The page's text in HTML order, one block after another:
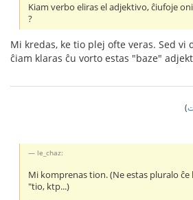
Kiam verbo eliras el adjektivo, ĉiufoje
?
Mi kredas, ke tio plej ofte veras. Sed vi
ĉiam klaras ĉu vorto estas "baze"
)
le_chaz:
Mi komprenas tion. (Ne estas pluralo
"tio, ktp...)